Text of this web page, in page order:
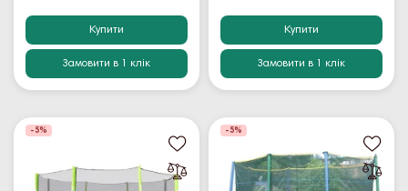
Купити
Замовити в 1 клік
Купити
Замовити в 1 клік
-5% -5%